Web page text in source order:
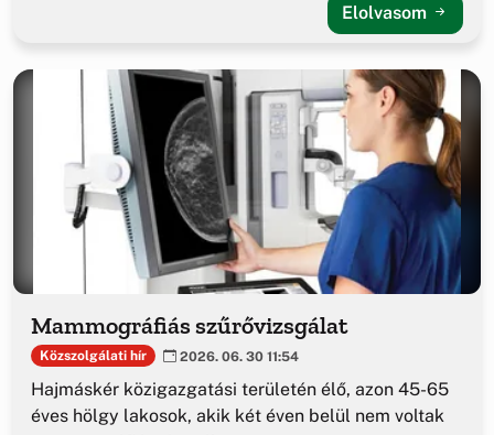
Elolvasom
Mammográfiás szűrővizsgálat
Közszolgálati hír 2026. 06. 30 11:54
Hajmáskér közigazgatási területén élő, azon 45-65
éves hölgy lakosok, akik két éven belül nem voltak